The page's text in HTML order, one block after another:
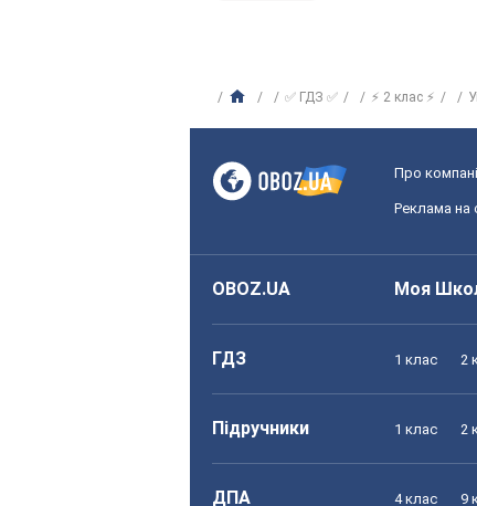
✅ ГДЗ ✅ ⚡ 2 клас ⚡
Про
Реклама на
OBOZ.UA Моя
ГДЗ 1 клас 2
Підручники 1 клас 2
ДПА 4 клас 9